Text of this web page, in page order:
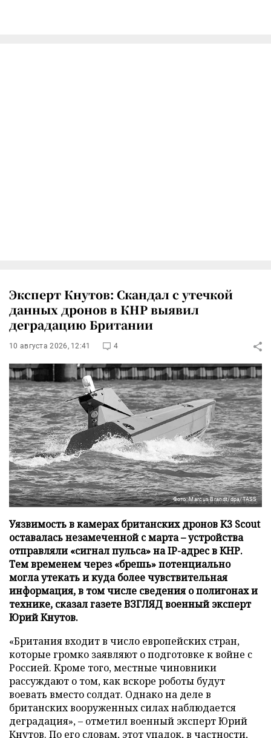
Эксперт Кнутов: Скандал с утечкой
данных дронов в КНР выявил
деградацию Британии
10 августа 2026, 12:41 4
Фото: Marcus Brandt/dpa/TASS
Уязвимость в камерах британских дронов K3 Scout
оставалась незамеченной с марта – устройства
отправляли «сигнал пульса» на IP-адрес в КНР.
Тем временем через «брешь» потенциально
могла утекать и куда более чувствительная
информация, в том числе сведения о полигонах и
технике, сказал газете ВЗГЛЯД военный эксперт
Юрий Кнутов.
«Британия входит в число европейских стран,
которые громко заявляют о подготовке к войне с
Россией. Кроме того, местные чиновники
рассуждают о том, как вскоре роботы будут
воевать вместо солдат. Однако на деле в
британских вооруженных силах наблюдается
деградация», – отметил военный эксперт Юрий
Кнутов. По его словам, этот упадок, в частности,